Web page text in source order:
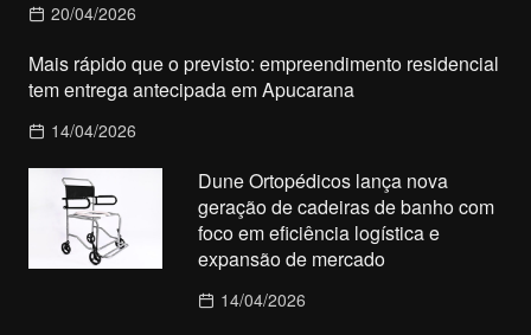
20/04/2026
Mais rápido que o previsto: empreendimento residencial
tem entrega antecipada em Apucarana
14/04/2026
Dune Ortopédicos lança nova
geração de cadeiras de banho com
foco em eficiência logística e
expansão de mercado
14/04/2026